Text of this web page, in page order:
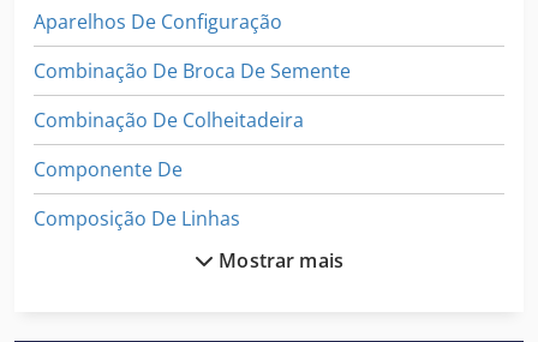
Aparelhos De Configuração
Combinação De Broca De Semente
Combinação De Colheitadeira
Componente De
Composição De Linhas
Equipamento De FolheadoMostrar mais